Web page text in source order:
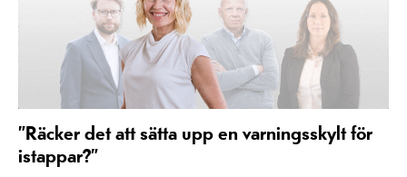
”Räcker det att sätta upp en varningsskylt för
istappar?”